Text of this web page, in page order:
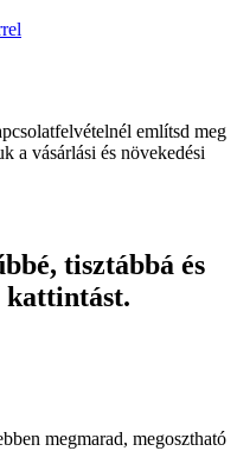
említsd meg
a vásárlási és növekedési
tisztábbá és
kattintást.
megmarad, megosztható